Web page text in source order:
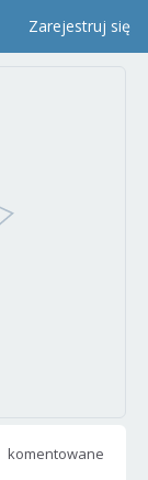
Zarejestruj się
komentowane